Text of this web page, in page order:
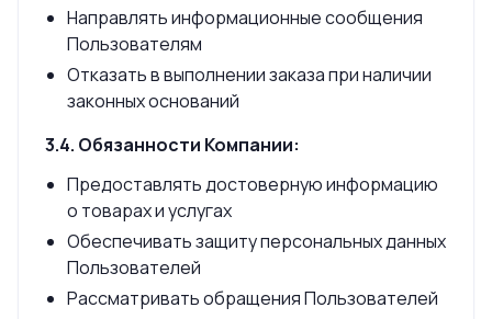
Направлять информационные сообщения
Пользователям
Отказать в выполнении заказа при наличии
законных оснований
3.4. Обязанности Компании:
Предоставлять достоверную информацию
о товарах и услугах
Обеспечивать защиту персональных данных
Пользователей
Рассматривать обращения Пользователей